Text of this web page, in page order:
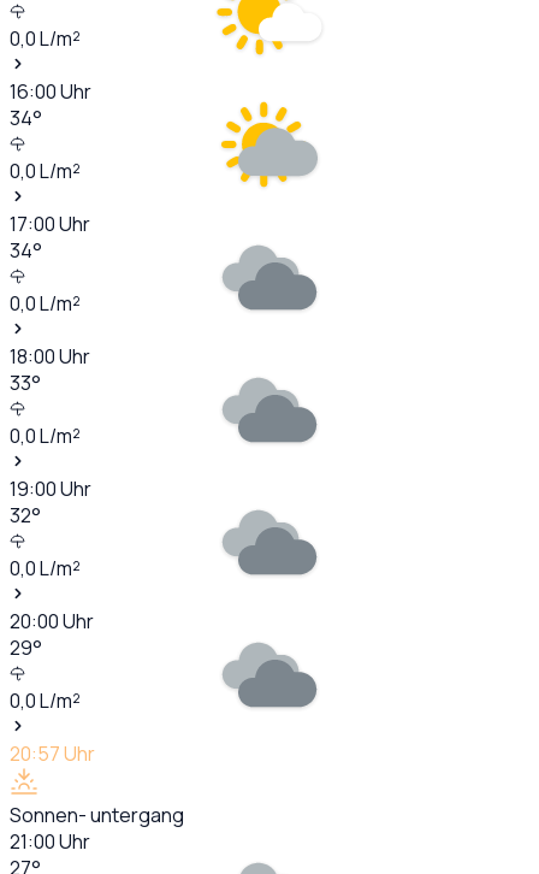
0,0L/m²
16:00Uhr
34°
0,0L/m²
17:00Uhr
34°
0,0L/m²
18:00Uhr
33°
0,0L/m²
19:00Uhr
32°
0,0L/m²
20:00Uhr
29°
0,0L/m²
20:57Uhr
Sonnen- untergang
21:00Uhr
27°